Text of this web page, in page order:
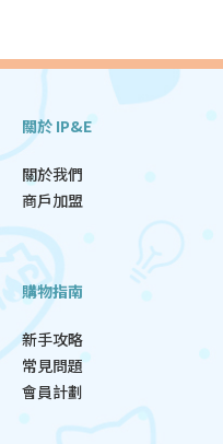
關於 IP&E
關於我們
商戶加盟
購物指南
新手攻略
常見問題
會員計劃